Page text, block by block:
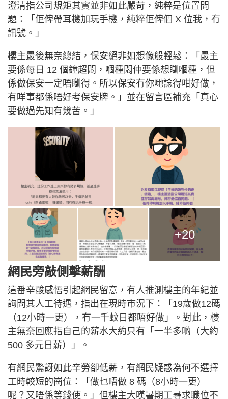
澄清指公司規矩其實並非如此嚴苛，純粹是位置問
題：「佢俾帶耳機加玩手機，純粹佢俾個 X 位我，冇
訊號。」
樓主最後無奈總結，保安絕非如想像般輕鬆：「最主
要係每日 12 個鐘超悶，嗰種悶仲要係想瞓嗰種，但
係做保安一定唔瞓得。所以保安冇你哋諗得咁好做，
有咩事都係唔好考保安牌。」並在留言區補充「真心
要做過先知有幾苦。」
+20
網民旁敲側擊薪酬
這番辛酸感悟引起網民留意，有人推測樓主的年紀並
詢問其人工待遇，指出在現時市況下：「19歲做12碼
（12小時一更），冇一千蚊日都唔好做」。對此，樓
主無奈回應指自己的薪水大約只有「一半多啲（大約
500 多元日薪）」。
有網民驚訝如此辛勞卻低薪，有網民疑惑為何不選擇
工時較短的崗位：「做乜唔做 8 碼（8小時一更）
呢？又唔係等錢使。」但樓主大嘆暑期工尋求職位不